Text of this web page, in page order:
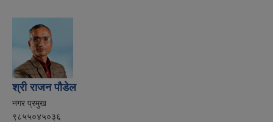
श्री राजन पौडेल
नगर प्रमुख
९८५५०४५०३६